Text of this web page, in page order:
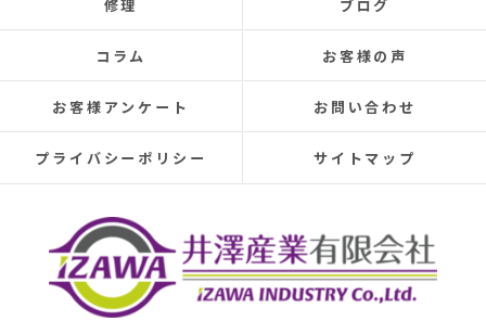
elsewhere, making rainy days incredibly depressing.
This time, I was determined to have the cause identified
and repaired, so I searched online reviews daily and
finally found Izawa Sangyo.
From the initial estimate, it was completely different
They conducted a thorough leak investigation
and inspecting the attic from the second-floor closet,
and were able to pinpoint the leak location.
They discovered that the roof tiles were significantly
deteriorated, with cracks in several places and even a
修理 ブログ
コラム お客様の声
お客様アンケート お問い合わせ
プライバシーポリシー サイトマップ